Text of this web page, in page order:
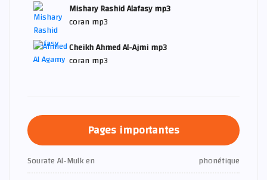
Mishary Rashid Alafasy mp3
coran mp3
Cheikh Ahmed Al-Ajmi mp3
coran mp3
Pages importantes
Sourate Al-Mulk en
phonétique